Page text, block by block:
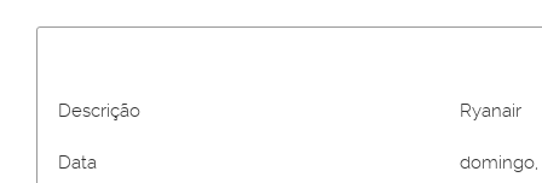
Descrição Ryanair
Data domingo,